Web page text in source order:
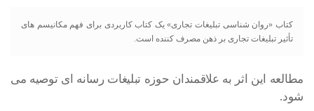
کتاب «روان شناسی تبلیغات تجاری» یک کتاب کاربردی برای فهم مکانیسم های
تأثیر تبلیغات تجاری بر ذهن مصرف کننده است.
مطالعه این اثر به علاقمندان حوزه تبلیغات رسانه ای توصیه می
شود.